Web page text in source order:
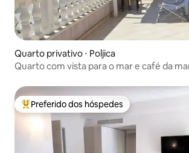
Quarto privativo ⋅ Poljica
Quarto com vista para o mar e café da
Entre os melhores preferidos dos hóspedes
Preferido dos hóspedes